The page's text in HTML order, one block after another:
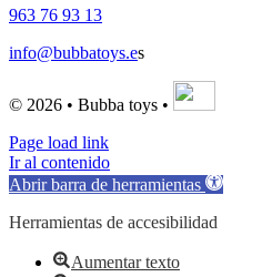
963 76 93 13
info@bubbatoys.es
© 2026 • Bubba toys •
Page load link
Ir al contenido
Abrir barra de herramientas
Herramientas de accesibilidad
Aumentar texto